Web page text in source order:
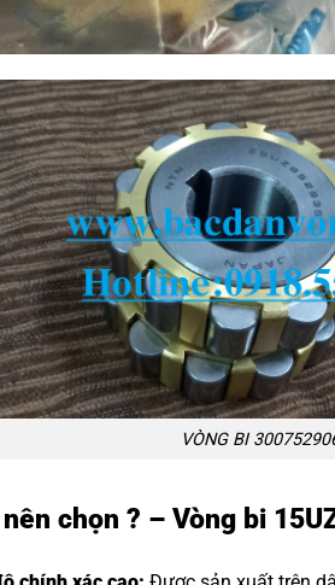
VÒNG BI
chọn ? – Vòng bi